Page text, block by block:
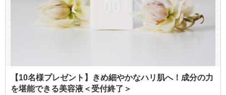
【10名様プレゼント】きめ細やかなハリ肌へ！成分の力
を堪能できる美容液＜受付終了＞